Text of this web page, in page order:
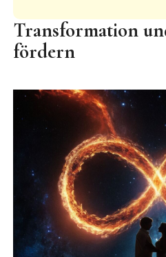
Transformation
fördern